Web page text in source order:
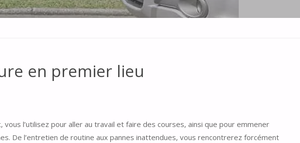
en premier lieu
l’utilisez pour aller au travail et faire des courses, ainsi que pour emmener
De l’entretien de routine aux pannes inattendues, vous rencontrerez forcément